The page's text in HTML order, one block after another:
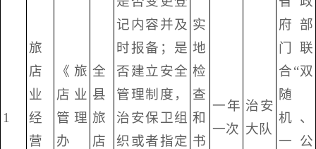
1
旅
店
业
经
营
《旅
店业
管理
办
全
县
旅
店
记内容并及
时报备；是
否建立安全
管理制度，
治安保卫组
织或者指定
实
地
检
查
和
书
一年
一次
治安
大队
府部
门联
合“双
随
机、
一公